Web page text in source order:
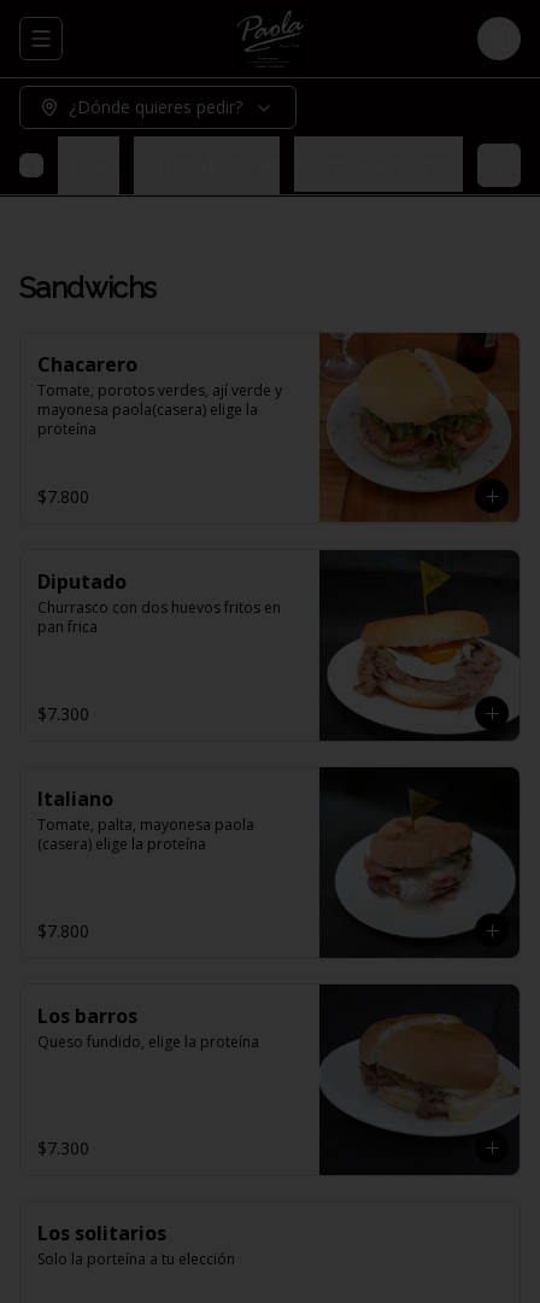
Abrir menu de navegación Login
¿Dónde quieres pedir?
de ave
Sandwichs
Chacarero
Tomate, porotos verdes, ají verde y
mayonesa paola(casera) elige la
proteína
$7.800
Diputado
Churrasco con dos huevos fritos en
pan frica
$7.300
Italiano
Tomate, palta, mayonesa paola
(casera) elige la proteína
$7.800
Los barros
Queso fundido, elige la proteína
$7.300
Los solitarios
Solo la porteína a tu elección